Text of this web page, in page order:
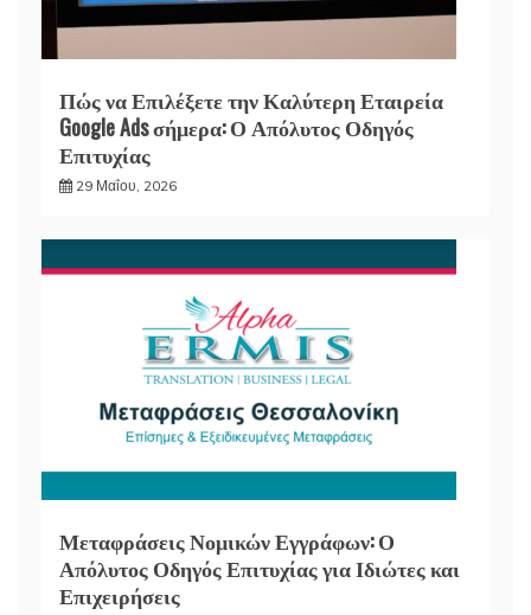
Πώς να Επιλέξετε την Καλύτερη Εταιρεία
Google Ads σήμερα: Ο Απόλυτος Οδηγός
Επιτυχίας
29 Μαΐου, 2026
Μεταφράσεις Νομικών Εγγράφων: Ο
Απόλυτος Οδηγός Επιτυχίας για Ιδιώτες και
Επιχειρήσεις